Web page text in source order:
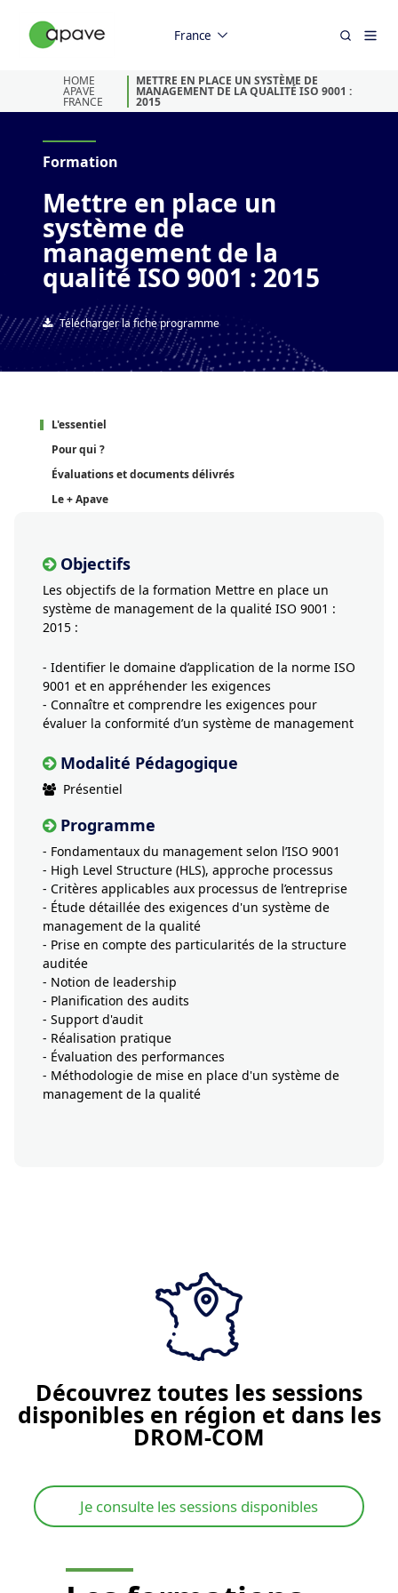
France
HOME
APAVE
FRANCE
METTRE EN PLACE UN SYSTÈME DE
MANAGEMENT DE LA QUALITÉ ISO 9001 :
2015
Formation
Mettre en place un
système de
management de la
qualité ISO 9001 : 2015
Télécharger la fiche programme
L'essentiel
Pour qui ?
Évaluations et documents délivrés
Le + Apave
Objectifs
Les objectifs de la formation Mettre en place un
système de management de la qualité ISO 9001 :
2015 :
- Identifier le domaine d’application de la norme ISO
9001 et en appréhender les exigences
- Connaître et comprendre les exigences pour
évaluer la conformité d’un système de management
Modalité Pédagogique
Présentiel
Programme
- Fondamentaux du management selon l’ISO 9001
- High Level Structure (HLS), approche processus
- Critères applicables aux processus de l’entreprise
- Étude détaillée des exigences d'un système de
management de la qualité
- Prise en compte des particularités de la structure
auditée
- Notion de leadership
- Planification des audits
- Support d'audit
- Réalisation pratique
- Évaluation des performances
- Méthodologie de mise en place d'un système de
management de la qualité
Découvrez toutes les sessions
disponibles en région et dans les
DROM-COM
Je consulte les sessions disponibles